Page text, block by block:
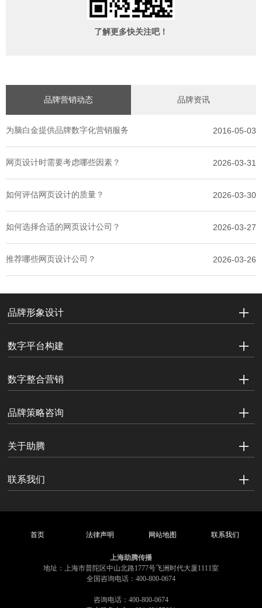
了解更多快关注吧！
品牌营销动态 品牌资讯
为脑白金提供品牌数字化营销服务 2016-05-03
网页设计时需要考虑哪些因素？ 2026-03-31
如何评估网页设计的质量？ 2026-03-30
如何选择合适的网页设计公司？ 2026-03-27
推荐哪些网页设计公司？ 2026-03-26
品牌形象设计
数字平台构建
数字整合营销
品牌策略咨询
关于助腾
联系我们
首页 法律声明 网站地图 联系我们
上海助腾传播
地址：上海市普陀区中山北路1777号飞洲时代大厦1111室
全国咨询电话：400-800-0674
咨询电话：400-800-0674